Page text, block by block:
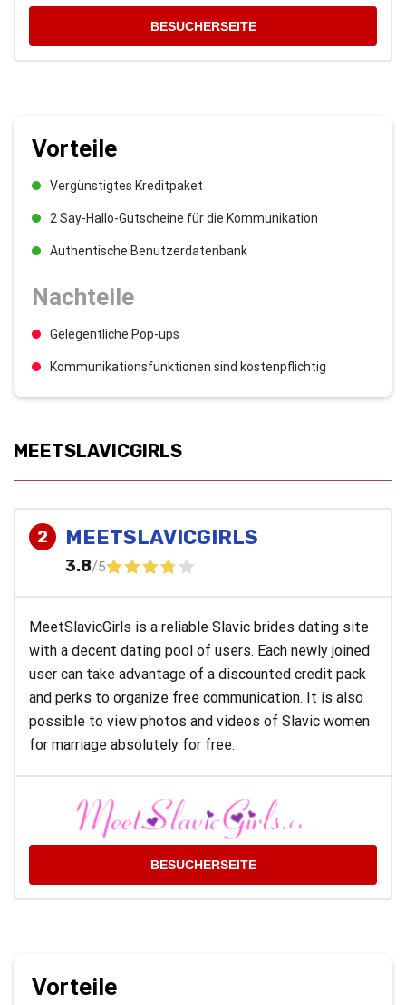
BESUCHERSEITE
Vorteile
Vergünstigtes Kreditpaket
2 Say-Hallo-Gutscheine für die Kommunikation
Authentische Benutzerdatenbank
Nachteile
Gelegentliche Pop-ups
Kommunikationsfunktionen sind kostenpflichtig
MEETSLAVICGIRLS
2 MEETSLAVICGIRLS
3.8/5
MeetSlavicGirls is a reliable Slavic brides dating site
with a decent dating pool of users. Each newly joined
user can take advantage of a discounted credit pack
and perks to organize free communication. It is also
possible to view photos and videos of Slavic women
for marriage absolutely for free.
BESUCHERSEITE
Vorteile